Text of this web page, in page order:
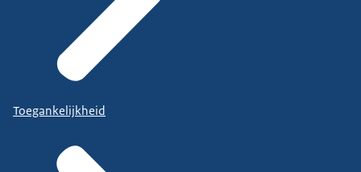
Toegankelijkheid